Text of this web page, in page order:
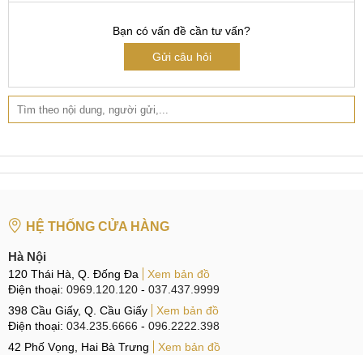
Bạn có vấn đề cần tư vấn?
Gửi câu hỏi
HỆ THỐNG CỬA HÀNG
Hà Nội
120 Thái Hà, Q. Đống Đa
Xem bản đồ
Điện thoại: 0969.120.120 - 037.437.9999
398 Cầu Giấy, Q. Cầu Giấy
Xem bản đồ
Điện thoại: 034.235.6666 - 096.2222.398
42 Phố Vọng, Hai Bà Trưng
Xem bản đồ